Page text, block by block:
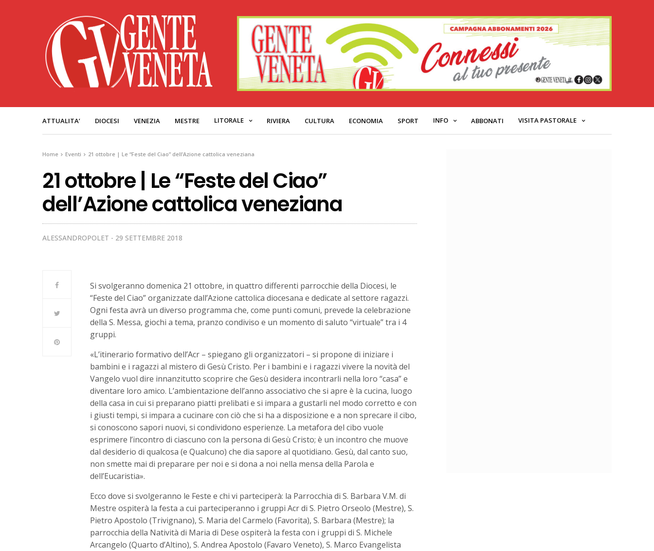
ATTUALITA’ DIOCESI VENEZIA MESTRE LITORALE RIVIERA CULTURA ECONOMIA SPORT INFO ABBONATI VISITA PASTORALE
Home Eventi 21 ottobre | Le “Feste del Ciao” dell’Azione cattolica veneziana
21 ottobre | Le “Feste del Ciao”
dell’Azione cattolica veneziana
ALESSANDROPOLET 29 SETTEMBRE 2018
Si svolgeranno domenica 21 ottobre, in quattro differenti parrocchie della Diocesi, le
“Feste del Ciao” organizzate dall’Azione cattolica diocesana e dedicate al settore ragazzi.
Ogni festa avrà un diverso programma che, come punti comuni, prevede la celebrazione
della S. Messa, giochi a tema, pranzo condiviso e un momento di saluto “virtuale” tra i 4
gruppi.
«L’itinerario formativo dell’Acr – spiegano gli organizzatori – si propone di iniziare i
bambini e i ragazzi al mistero di Gesù Cristo. Per i bambini e i ragazzi vivere la novità del
Vangelo vuol dire innanzitutto scoprire che Gesù desidera incontrarli nella loro “casa” e
diventare loro amico. L’ambientazione dell’anno associativo che si apre è la cucina, luogo
della casa in cui si preparano piatti prelibati e si impara a gustarli nel modo corretto e con
i giusti tempi, si impara a cucinare con ciò che si ha a disposizione e a non sprecare il cibo,
si conoscono sapori nuovi, si condividono esperienze. La metafora del cibo vuole
esprimere l’incontro di ciascuno con la persona di Gesù Cristo; è un incontro che muove
dal desiderio di qualcosa (e Qualcuno) che dia sapore al quotidiano. Gesù, dal canto suo,
non smette mai di preparare per noi e si dona a noi nella mensa della Parola e
dell’Eucaristia».
Ecco dove si svolgeranno le Feste e chi vi parteciperà: la Parrocchia di S. Barbara V.M. di
Mestre ospiterà la festa a cui parteciperanno i gruppi Acr di S. Pietro Orseolo (Mestre), S.
Pietro Apostolo (Trivignano), S. Maria del Carmelo (Favorita), S. Barbara (Mestre); la
parrocchia della Natività di Maria di Dese ospiterà la festa con i gruppi di S. Michele
Arcangelo (Quarto d’Altino), S. Andrea Apostolo (Favaro Veneto), S. Marco Evangelista